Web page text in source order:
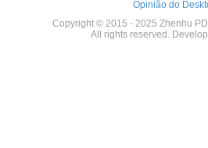
Opinião do
Copyright © 2015 - 2025 Zhenhu
All rights reserved.